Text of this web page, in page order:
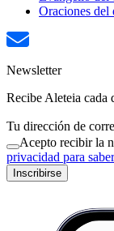
Oraciones del
Newsletter
Recibe Aleteia cada
Tu dirección de
Acepto recibir la
privacidad para
Inscribirse